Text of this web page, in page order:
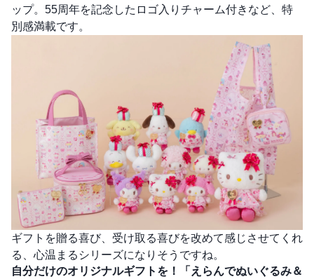
ップ。55周年を記念したロゴ入りチャーム付きなど、特
別感満載です。
ギフトを贈る喜び、受け取る喜びを改めて感じさせてくれ
る、心温まるシリーズになりそうですね。
自分だけのオリジナルギフトを！「えらんでぬいぐるみ＆